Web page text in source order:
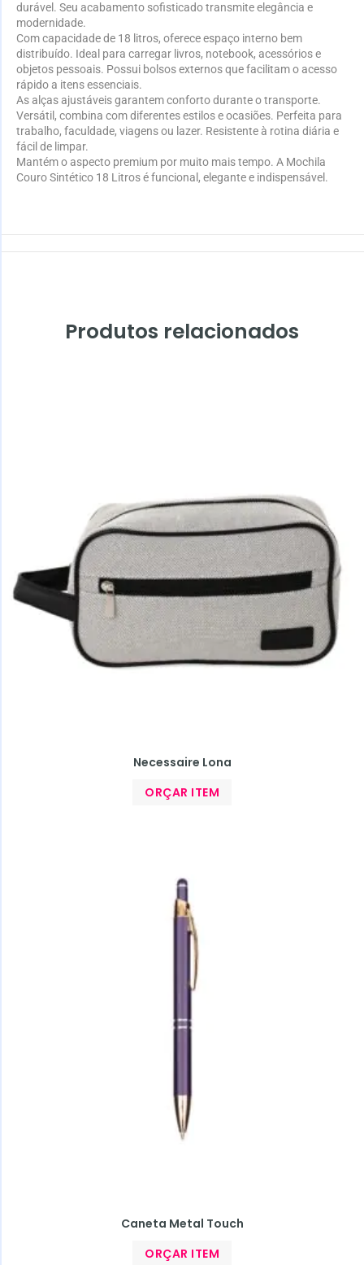
durável. Seu acabamento sofisticado transmite elegância e
modernidade.
Com capacidade de 18 litros, oferece espaço interno bem
distribuído. Ideal para carregar livros, notebook, acessórios e
objetos pessoais. Possui bolsos externos que facilitam o acesso
rápido a itens essenciais.
As alças ajustáveis garantem conforto durante o transporte.
Versátil, combina com diferentes estilos e ocasiões. Perfeita para
trabalho, faculdade, viagens ou lazer. Resistente à rotina diária e
fácil de limpar.
Mantém o aspecto premium por muito mais tempo. A Mochila
Couro Sintético 18 Litros é funcional, elegante e indispensável.
Produtos relacionados
Necessaire Lona
ORÇAR ITEM
Caneta Metal Touch
ORÇAR ITEM